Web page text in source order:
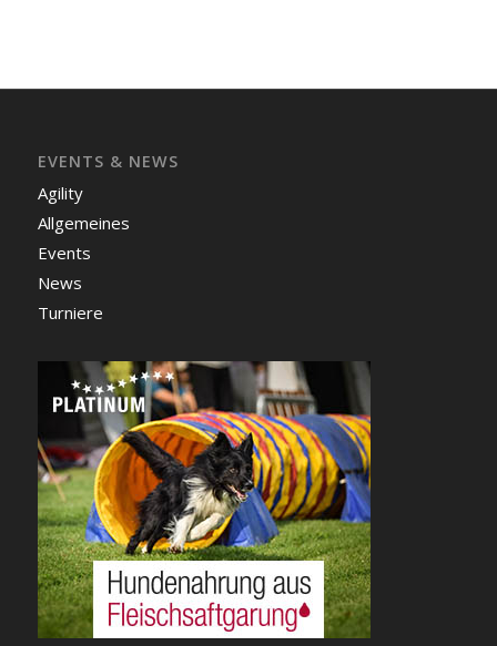
EVENTS & NEWS
Agility
Allgemeines
Events
News
Turniere